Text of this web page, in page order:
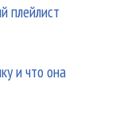
плейлист
и что она